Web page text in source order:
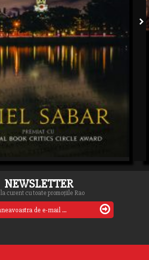
NEWSLETTER
la curent cu toate promoțiile Rao